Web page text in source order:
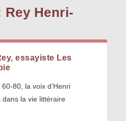
Rey Henri-
essayiste Les
80, la voix d’Henri
dans la vie littéraire